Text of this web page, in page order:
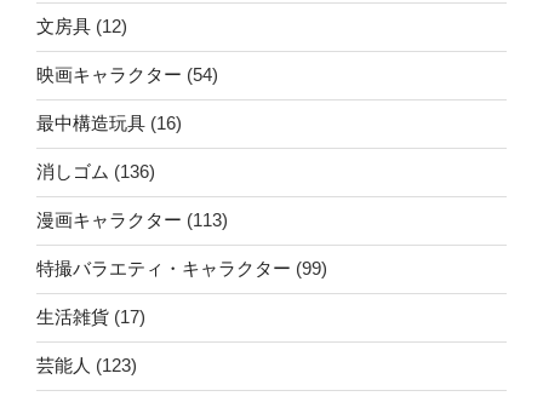
文房具 (12)
映画キャラクター (54)
最中構造玩具 (16)
消しゴム (136)
漫画キャラクター (113)
特撮バラエティ・キャラクター (99)
生活雑貨 (17)
芸能人 (123)